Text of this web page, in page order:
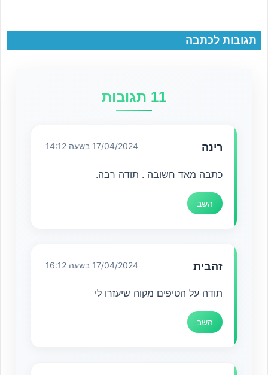
תגובות לכתבה
11 תגובות
רינה 17/04/2024 בשעה 14:12
כתבה מאד חשובה . תודה רבה.
השב
זהבית 17/04/2024 בשעה 16:12
תודה על הטיפים מקוה שיעזרו לי
השב